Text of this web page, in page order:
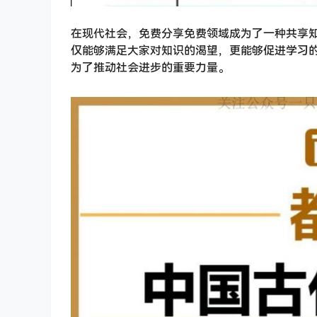
在现代社会，免费分享免费领域成为了一种共享
仅能够满足大家对知识的渴望，更能够促进学习
为了推动社会进步的重要力量。